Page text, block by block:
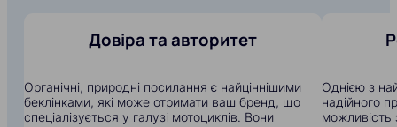
Довіра та авторитет
Органічні, природні посилання є найціннішими
беклінками, які може отримати ваш бренд, що
спеціалізується у галузі мотоциклів. Вони
Однією з
надійного
можливість